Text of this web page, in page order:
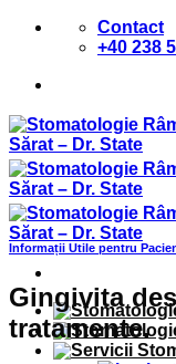
Sari
Contact
+40 238
Informații Utile pentru
Gingivita
tratamente.